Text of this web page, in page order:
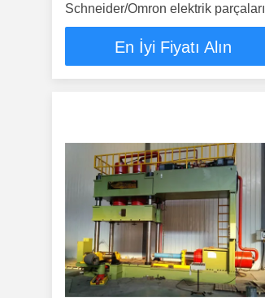
Schneider/Omron elektrik parçaları
ile
En İyi Fiyatı Alın